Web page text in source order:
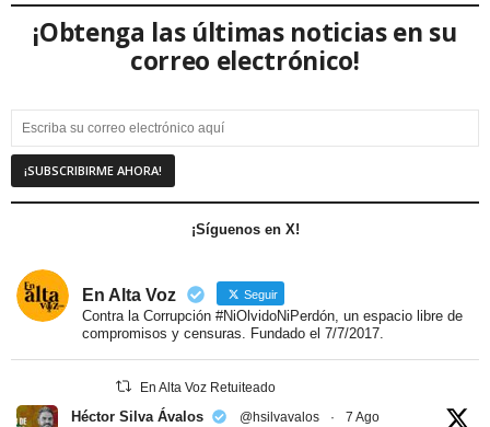
¡Obtenga las últimas noticias en su
correo electrónico!
¡Síguenos en X!
En Alta Voz Seguir
Contra la Corrupción #NiOlvidoNiPerdón, un espacio libre de
compromisos y censuras. Fundado el 7/7/2017.
En Alta Voz Retuiteado
Héctor Silva Ávalos @hsilvavalos · 7 Ago